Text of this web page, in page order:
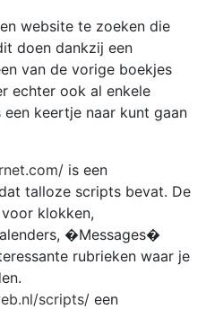
website te zoeken die
doen dankzij een
van de vorige boekjes
echter ook al enkele
keertje naar kunt gaan
is een
talloze scripts bevat. De
klokken,
�Messages�
rubrieken waar je
scripts/ een